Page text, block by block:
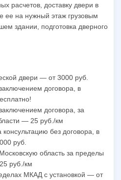
расчетов, доставку двери в
ее на нужный этаж грузовым
здании, подготовка дверного
двери — от 3000 руб.
договора, в
договора, за
— 25 руб./км
без договора, в
руб.
область за пределы
руб./км
МКАД с установкой — от